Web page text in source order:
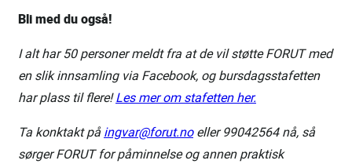
Bli med du også!
I alt har 50 personer meldt fra at de vil støtte FORUT med
en slik innsamling via Facebook, og bursdagsstafetten
har plass til flere!Les mer om stafetten her.
Ta konktakt på ingvar@forut.noeller 99042564 nå, så
sørger FORUT for påminnelse og annen praktisk